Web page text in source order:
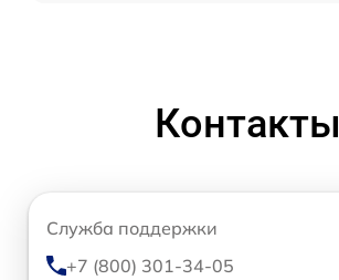
Контакты
Служба поддержки
+7 (800) 301-34-05